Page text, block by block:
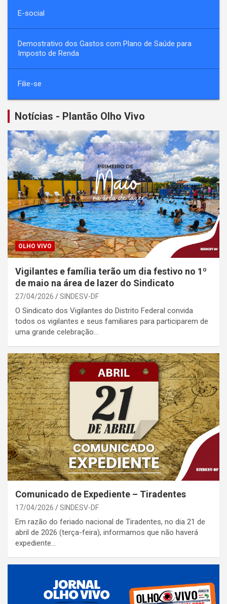
E-social
Demostrativo dos Gastos com Plano de Saúde para
Imposto de Renda
Filie-se
Notícias - Plantão Olho Vivo
OLHO VIVO
Vigilantes e família terão um dia festivo no 1º
de maio na área de lazer do Sindicato
27/04/2026 SINDESV-DF
O Sindicato dos Vigilantes do Distrito Federal convida
todos os vigilantes e seus familiares para participarem de
uma grande celebração…
Comunicado de Expediente – Tiradentes
17/04/2026 SINDESV-DF
Em razão do feriado nacional de Tiradentes, no dia 21 de
abril de 2026 (terça-feira), informamos que não haverá
expediente…